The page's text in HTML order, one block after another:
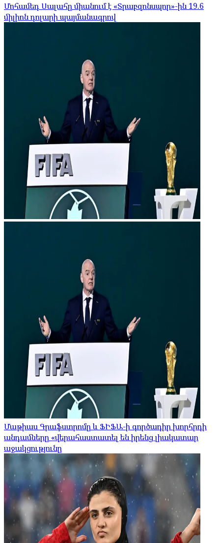
Մոհամեդ Սալահը միանում է «Տրաբզոնսպոր»-ին 19.6
միլիոն դոլարի պայմանագրով
Մաթիաս Գրաֆստրոմը և ՖԻՖԱ-ի գործադիր խորհրդի
անդամները «վերահաստատել են իրենց լիակատար
աջակցությունը